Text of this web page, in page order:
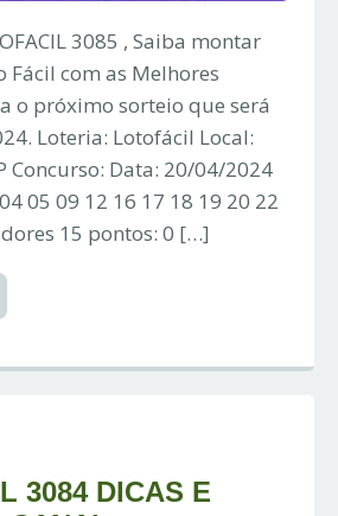
3085 , Saiba montar
Fácil com as Melhores
o próximo sorteio que será
Loteria: Lotofácil Local:
Concurso: Data: 20/04/2024
05 09 12 16 17 18 19 20 22
15 pontos: 0 […]
3084 DICAS E